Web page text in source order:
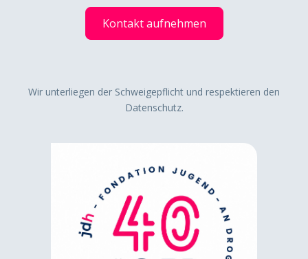
Kontakt aufnehmen
Wir unterliegen der Schweigepflicht und respektieren den
Datenschutz.